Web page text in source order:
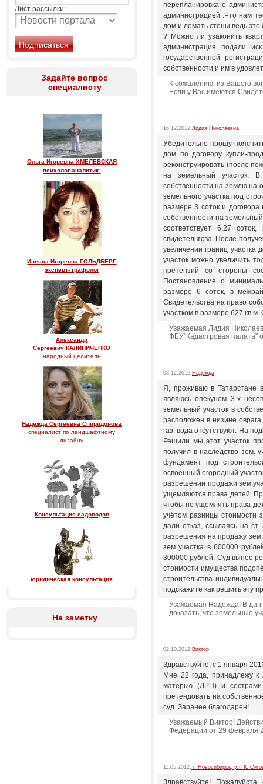
Лист рассылки:
Задайте вопрос
специалисту
Ольга Игоревна ХМЕЛЕВСКАЯ
психолог-аналитик
Инесса Игоревна ГОЛЬДБЕРГ
эксперт- графолог
Александр
Сергеевич КАЛИНИЧЕНКО
народный целитель
Надежда Сергеевна Спиридонова
специалист по ландшафтному
дизайну
Консультация садоводов
юридическая консультация
На заметку
перепланировка с
администрацией .Что нам
дом и ломать стены ведь это
? Можно ли узаконить
администрация подали
государственной
собственности и им в
К сожалению, из Вашего
Если у Вас имеются
16.12.2012:Лидия Николаевна
Убедительно прошу
дом по договору купли-
реконструировать (после
на земельный участок. В
собственности на землю на
земельного участка под
размере 3 соток и
собственности на
соответствует 6,27
свидетельтсва. После
увеличении границ
участок можно увеличить
претензий со стороны
Постановление о
размере 6 соток, в
Свидетельства на право
участком в размере 627
Уважаемая Лидия
ФБУ"Кадастровая палата"
08.12.2012: Надежда
Я, проживаю в Татарстане
являюсь опекуном 3-х
земельный участок в
расположен в низине
газ, вода отсутствуют. На
Решили мы этот участок
получил в наследство зем.
фундамент под
освоенный огородный
разрешении продажи
ущемляются права детей.
чтобы не ущемлять права
учётом разницы стоимости
дали отказ, ссылаясь на
разрешения на продажу
зем участка в 600000
300000 рублей. Суд вынес
стоимости имущества
строительства
подскажите как решить эту
Уважаемая Надежда! В
доказать, что земельные
02.10.2012: Виктор
Здравствуйте, с 1 января
Мне 22 года, принадлежу к
матерью (ЛРП) и сестрами
претендовать на
суд. Заранее благодарен!
Уважаемый Виктор!
Федерации от 29 февраля
11.05.2012: г. Новосибирск, ул. К.
Здравствуйте!